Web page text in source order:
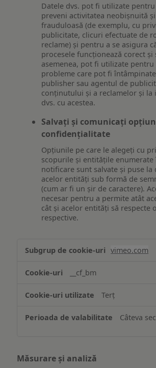
Datele dvs. pot fi utilizate
preveni activitatea neobișnuită
frauduloasă (de exemplu, cu
publicitate, clicuri efectuate de
reclame) și pentru a se asigura
procesele funcționează corect și
asemenea, pot fi utilizate
probleme care pot fi
publisher sau agentul de
conținutului și a reclamelor și la
dvs. cu acestea.
Salvați și comunicați
confidențialitate
Opțiunile pe care le alegeți cu
scopurile și entitățile enumerate
notificare sunt salvate și puse la
acelor entități sub formă de
(cum ar fi un șir de caractere).
necesar pentru a permite atât
cât și acelor entități să respecte
respective.
funcționalităților
ului
vimeo.com
__cf_bm
Terț
Câteva
Măsurare și analiză